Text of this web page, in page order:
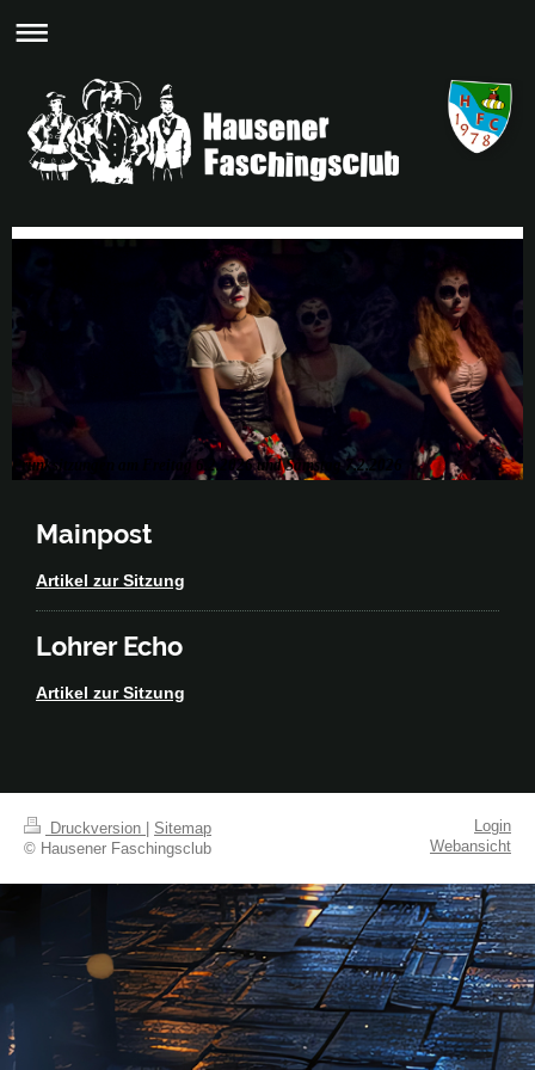
Prunksitzungen am Freitag 6.2.2026 und Samstag 7.2.2026
Mainpost
Artikel zur Sitzung
Lohrer Echo
Artikel zur Sitzung
Druckversion
Sitemap
© Hausener Faschingsclub
Login
Webansicht